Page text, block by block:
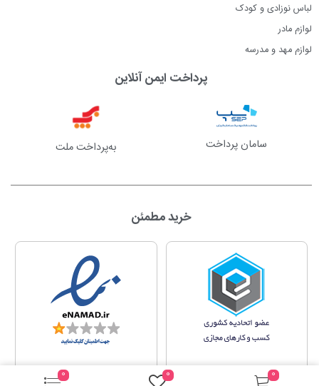
لباس نوزادی و کودک
لوازم مادر
لوازم مهد و مدرسه
پرداخت ایمن آنلاین
سامان پرداخت به‌پرداخت ملت
خرید مطمئن
0
0
0